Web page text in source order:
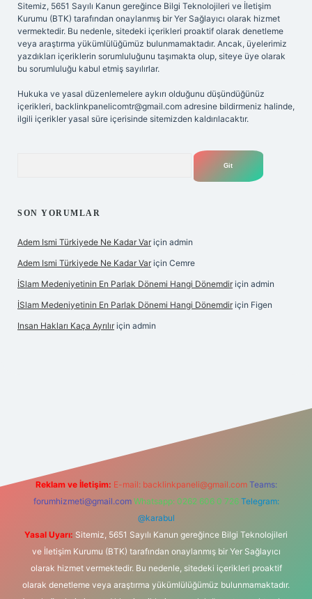
Sitemiz, 5651 Sayılı Kanun gereğince Bilgi Teknolojileri ve İletişim
Kurumu (BTK) tarafından onaylanmış bir Yer Sağlayıcı olarak hizmet
vermektedir. Bu nedenle, sitedeki içerikleri proaktif olarak denetleme
veya araştırma yükümlülüğümüz bulunmamaktadır. Ancak, üyelerimiz
yazdıkları içeriklerin sorumluluğunu taşımakta olup, siteye üye olarak
bu sorumluluğu kabul etmiş sayılırlar.
Hukuka ve yasal düzenlemelere aykırı olduğunu düşündüğünüz
içerikleri, backlinkpanelicomtr@gmail.com adresine bildirmeniz halinde,
ilgili içerikler yasal süre içerisinde sitemizden kaldırılacaktır.
SON YORUMLAR
Adem Ismi Türkiyede Ne Kadar Var için admin
Adem Ismi Türkiyede Ne Kadar Var için Cemre
İSlam Medeniyetinin En Parlak Dönemi Hangi Dönemdir için admin
İSlam Medeniyetinin En Parlak Dönemi Hangi Dönemdir için Figen
Insan Hakları Kaça Ayrılır için admin
Reklam ve İletişim: E-mail: backlinkpaneli@gmail.com Teams:
forumhizmeti@gmail.com Whatsapp: 0262 606 0 726 Telegram:
@karabul
Yasal Uyarı: Sitemiz, 5651 Sayılı Kanun gereğince Bilgi Teknolojileri
ve İletişim Kurumu (BTK) tarafından onaylanmış bir Yer Sağlayıcı
olarak hizmet vermektedir. Bu nedenle, sitedeki içerikleri proaktif
olarak denetleme veya araştırma yükümlülüğümüz bulunmamaktadır.